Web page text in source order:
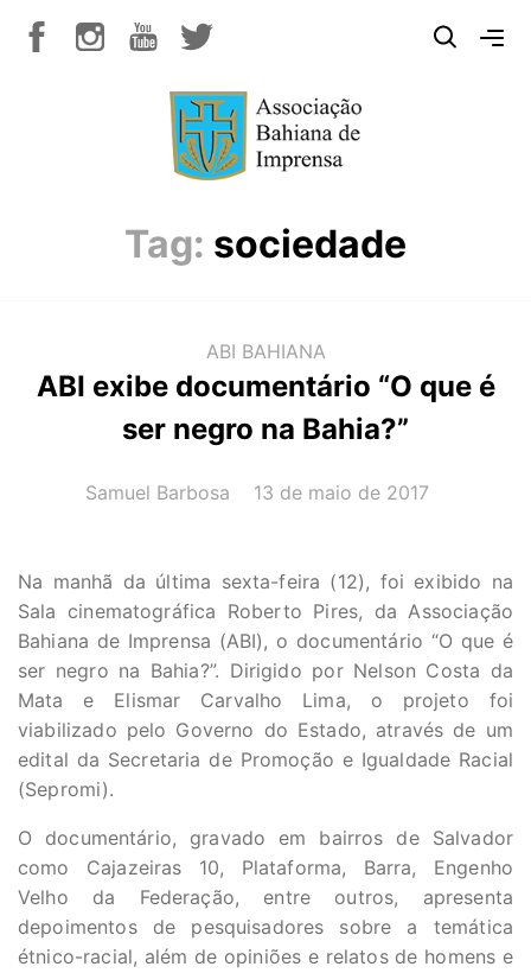
Tag: sociedade
ABI BAHIANA
ABI exibe documentário “O que é
ser negro na Bahia?”
AUTOR(A):
Samuel Barbosa DATA:
13 de maio de 2017
Na manhã da última sexta-feira (12), foi exibido na
Sala cinematográfica Roberto Pires, da Associação
Bahiana de Imprensa (ABI), o documentário “O que é
ser negro na Bahia?”. Dirigido por Nelson Costa da
Mata e Elismar Carvalho Lima, o projeto foi
viabilizado pelo Governo do Estado, através de um
edital da Secretaria de Promoção e Igualdade Racial
(Sepromi).
O documentário, gravado em bairros de Salvador
como Cajazeiras 10, Plataforma, Barra, Engenho
Velho da Federação, entre outros, apresenta
depoimentos de pesquisadores sobre a temática
étnico-racial, além de opiniões e relatos de homens e